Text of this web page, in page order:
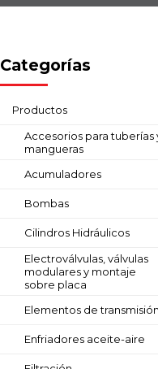
Categorías
Productos
Accesorios para tuberías
mangueras
Acumuladores
Bombas
Cilindros Hidráulicos
Electroválvulas, válvulas
modulares y montaje
sobre placa
Elementos de transmisión
Enfriadores aceite-aire